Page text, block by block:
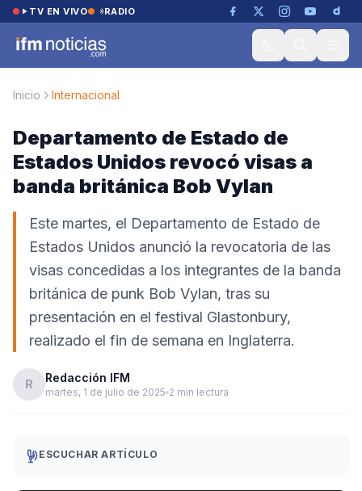
Saltar al contenido
TV EN VIVO RADIO
Inicio Internacional
Departamento de Estado de
Estados Unidos revocó visas a
banda británica Bob Vylan
Este martes, el Departamento de Estado de
Estados Unidos anunció la revocatoria de las
visas concedidas a los integrantes de la banda
británica de punk Bob Vylan, tras su
presentación en el festival Glastonbury,
realizado el fin de semana en Inglaterra.
R Redacción IFM
martes, 1 de julio de 2025 2 min lectura
ESCUCHAR ARTÍCULO